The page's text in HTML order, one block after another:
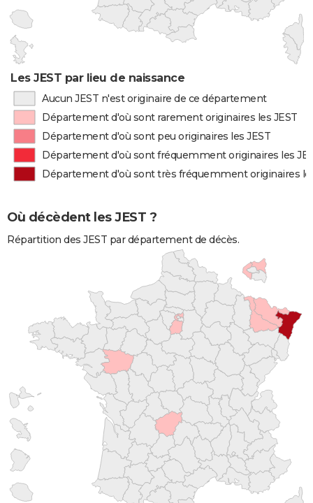
Les JEST par lieu de naissance
Aucun JEST n'est originaire de ce département
Département d'où sont rarement originaires les JEST
Département d'où sont peu originaires les JEST
Département d'où sont fréquemment originaires les
Département d'où sont très fréquemment originaires
Où décèdent les JEST ?
Répartition des JEST par département de décès.